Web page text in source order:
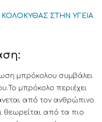
ΣΤΗΝ ΥΓΕΙΑ
μπρόκολου συμβάλει
μπρόκολο περιέχει
από τον ανθρώπινο
θεωρείται από τα πιo